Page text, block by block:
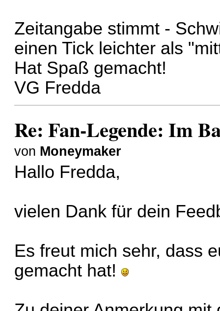
Zeitangabe stimmt -
einen Tick leichter als
Hat Spaß gemacht!
VG Fredda
Re: Fan-Legende: Im
von Moneymaker
Hallo Fredda,
vielen Dank für dein
Es freut mich sehr, dass
gemacht hat!